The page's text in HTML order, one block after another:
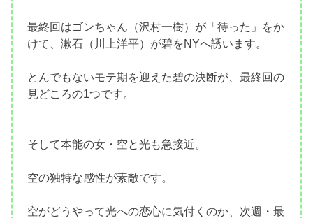
最終回はゴンちゃん（沢村一樹）が「待った」をか
けて、漱石（川上洋平）が碧をNYへ誘います。
とんでもないモテ期を迎えた碧の決断が、最終回の
見どころの1つです。
そして本能の女・空と光も急接近。
空の独特な感性が素敵です。
空がどうやって光への恋心に気付くのか、次週・最